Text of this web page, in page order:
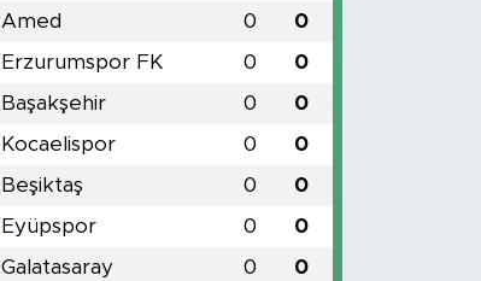
Amed 0 0
Erzurumspor FK 0 0
Başakşehir 0 0
Kocaelispor 0 0
Beşiktaş 0 0
Eyüpspor 0 0
Galatasaray 0 0